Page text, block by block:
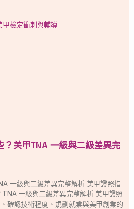
？美甲TNA 一級與二級差異完
一級與二級差異完整解析 美甲證照指
一級與二級差異完整解析 美甲證照
確認技術程度、規劃就業與美甲創業的